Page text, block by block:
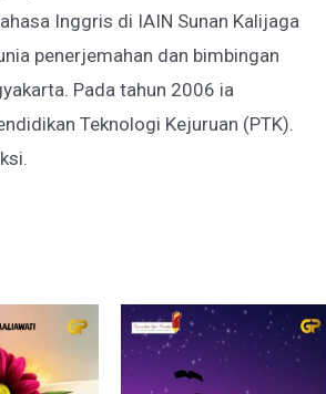
Inggris di IAIN Sunan Kalijaga
penerjemahan dan bimbingan
Pada tahun 2006 ia
Teknologi Kejuruan (PTK).